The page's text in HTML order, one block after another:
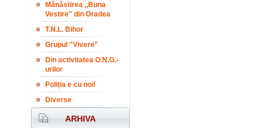
Mănăstirea ,,Buna
Vestire" din Oradea
T.N.L. Bihor
Grupul "Vivere"
Din activitatea O.N.G.-
urilor
Poliția e cu noi!
Diverse
ARHIVA